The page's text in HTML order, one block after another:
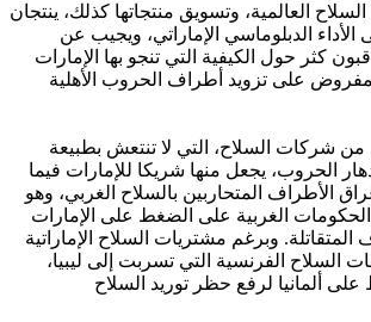
العالمية، وتسويق منتجاتها كذلك، ينتجان
الأداء الدبلوماسي الإماراتي، ويجيب عن
كثر حول الكيفية التي تنجو بها الإمارات
على تزويد أطراف الحروب الأهلية
شركات السلاح، التي لا تنتعش بطبيعة
الحروب، يجعل منها شريكا للإمارات فيما
الأطراف المتحاربين بالسلاح الغربي، وهو
الحكومات الغربية على الضغط على الإمارات
وبرغم مشتريات السلاح الإماراتية
السلاح الفرنسية التي تسربت إلى ليبيا،
ألمانيا لرفع حظر توريد السلاح